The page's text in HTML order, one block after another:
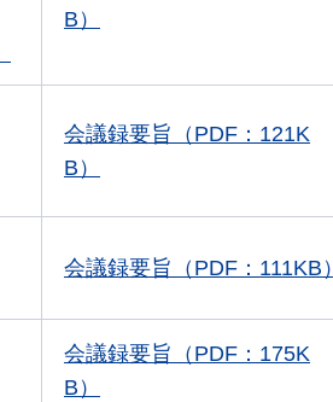
B）
会議録要旨（PDF：121K
B）
会議録要旨（PDF：111KB）
会議録要旨（PDF：175K
B）